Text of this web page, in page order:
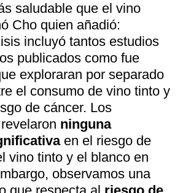
saludable que el vino
Cho quien añadió:
incluyó tantos estudios
publicados como fue
exploraran por separado
el consumo de vino tinto y
de cáncer. Los
ninguna
en el riesgo de
vino tinto y el blanco en
observamos una